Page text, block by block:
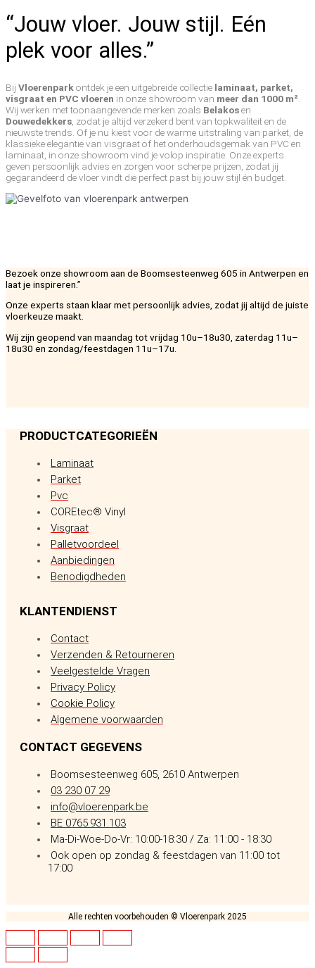
“Jouw vloer. Jouw stijl. Eén
plek voor alles.”
Bij Vloerenpark ontdek je een uitgebreide collectie laminaat, parket,
visgraat en PVC vloeren in onze showroom van meer dan 1000 m²
Wij werken met toonaangevende merken zoals Belakosen
Douwedekkers , zodat je altijd verzekerd bent van topkwaliteit en de
nieuwste trends. Of je nu kiest voor de warme uitstraling van parket, de
klassieke elegantie van visgraat of het onderhoudsgemak van PVC en
laminaat, in onze showroom vind je volop inspiratie. Onze experts
geven persoonlijk advies en zorgen voor scherpe prijzen, zodat jij
gegarandeerd de vloer vindt die perfect past bij jouw stijl én budget.
Bezoek onze showroom aan de Boomsesteenweg 605 in Antwerpen en
laat je inspireren.”
Onze experts staan klaar met persoonlijk advies, zodat jij altijd de juiste
vloerkeuze maakt.
Wij zijn geopend van maandag tot vrijdag 10u–18u30, zaterdag 11u–
18u30 en zondag/feestdagen 11u–17u.
PRODUCTCATEGORIEËN
Laminaat
Parket
Pvc
COREtec® Vinyl
Visgraat
Palletvoordeel
Aanbiedingen
Benodigdheden
KLANTENDIENST
Contact
Verzenden & Retourneren
Veelgestelde Vragen
Privacy Policy
Cookie Policy
Algemene voorwaarden
CONTACT GEGEVENS
Boomsesteenweg 605, 2610 Antwerpen
03 230 07 29
info@vloerenpark.be
BE 0765.931.103
Ma-Di-Woe-Do-Vr: 10:00-18:30 / Za: 11:00 - 18:30
Ook open op zondag & feestdagen van 11:00 tot
17:00
Alle rechten voorbehouden © Vloerenpark 2025